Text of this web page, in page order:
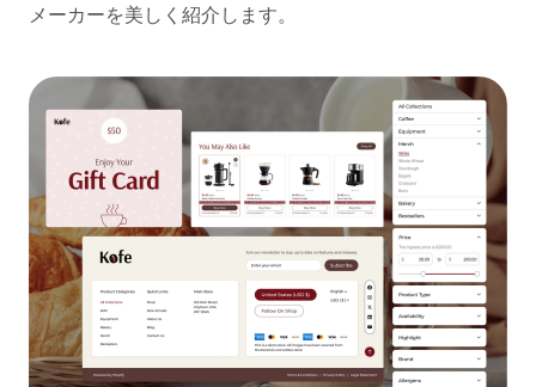
メーカーを美しく紹介します。